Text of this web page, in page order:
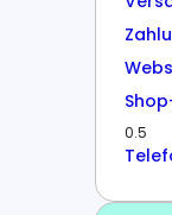
0.5